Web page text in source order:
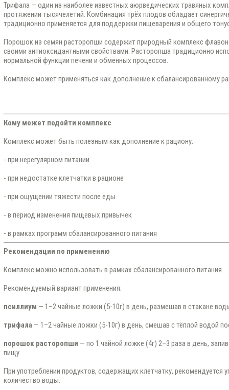
Трифала — один из наиболее известных аюрведических травяных
протяжении тысячелетий. Комбинация трёх плодов обладает
традиционно применяется для поддержки пищеварения и общего
Порошок из семян расторопши содержит природный комплекс
своими антиоксидантными свойствами. Расторопша традиционно
нормальной функции печени и обменных процессов.
Комплекс может применяться как дополнение к сбалансированному
Кому может подойти комплекс
Комплекс может быть полезным как дополнение к рациону:
- при нерегулярном питании
- при недостатке клетчатки в рационе
- при ощущении тяжести после еды
- в период изменения пищевых привычек
- в рамках программ сбалансированного питания
Рекомендации по применению
Комплекс можно использовать в рамках сбалансированного питания.
Рекомендуемый вариант применения:
псиллиум — 1–2 чайные ложки (5-10г) в день, размешав в стакане
трифала— 1–2 чайные ложки (5-10г) в день, смешав с тёплой водой
порошок расторопши — по 1 чайной ложке (4г) 2–3 раза в день,
пищу
При употреблении продуктов, содержащих клетчатку, рекомендуется
количество воды.